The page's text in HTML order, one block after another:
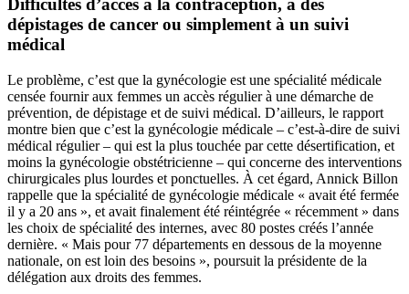
Difficultés d’accès à la contraception, à des
dépistages de cancer ou simplement à un suivi
médical
Le problème, c’est que la gynécologie est une spécialité médicale
censée fournir aux femmes un accès régulier à une démarche de
prévention, de dépistage et de suivi médical. D’ailleurs, le rapport
montre bien que c’est la gynécologie médicale – c’est-à-dire de suivi
médical régulier – qui est la plus touchée par cette désertification, et
moins la gynécologie obstétricienne – qui concerne des interventions
chirurgicales plus lourdes et ponctuelles. À cet égard, Annick Billon
rappelle que la spécialité de gynécologie médicale « avait été fermée
il y a 20 ans », et avait finalement été réintégrée « récemment » dans
les choix de spécialité des internes, avec 80 postes créés l’année
dernière. « Mais pour 77 départements en dessous de la moyenne
nationale, on est loin des besoins », poursuit la présidente de la
délégation aux droits des femmes.